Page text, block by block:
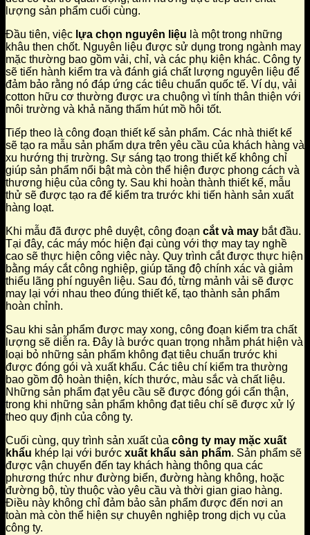
lượng sản phẩm cuối cùng.
Đầu tiên, việc lựa chọn nguyên liệu là một trong những
khâu then chốt. Nguyên liệu được sử dụng trong ngành may
mặc thường bao gồm vải, chỉ, và các phụ kiện khác. Công ty
sẽ tiến hành kiểm tra và đánh giá chất lượng nguyên liệu để
đảm bảo rằng nó đáp ứng các tiêu chuẩn quốc tế. Ví dụ, vải
cotton hữu cơ thường được ưa chuộng vì tính thân thiện với
môi trường và khả năng thấm hút mồ hôi tốt.
Tiếp theo là công đoạn thiết kế sản phẩm. Các nhà thiết kế
sẽ tạo ra mẫu sản phẩm dựa trên yêu cầu của khách hàng và
xu hướng thị trường. Sự sáng tạo trong thiết kế không chỉ
giúp sản phẩm nổi bật mà còn thể hiện được phong cách và
thương hiệu của công ty. Sau khi hoàn thành thiết kế, mẫu
thử sẽ được tạo ra để kiểm tra trước khi tiến hành sản xuất
hàng loạt.
Khi mẫu đã được phê duyệt, công đoạn cắt và may bắt đầu.
Tại đây, các máy móc hiện đại cùng với thợ may tay nghề
cao sẽ thực hiện công việc này. Quy trình cắt được thực hiện
bằng máy cắt công nghiệp, giúp tăng độ chính xác và giảm
thiểu lãng phí nguyên liệu. Sau đó, từng mảnh vải sẽ được
may lại với nhau theo đúng thiết kế, tạo thành sản phẩm
hoàn chỉnh.
Sau khi sản phẩm được may xong, công đoạn kiểm tra chất
lượng sẽ diễn ra. Đây là bước quan trọng nhằm phát hiện và
loại bỏ những sản phẩm không đạt tiêu chuẩn trước khi
được đóng gói và xuất khẩu. Các tiêu chí kiểm tra thường
bao gồm độ hoàn thiện, kích thước, màu sắc và chất liệu.
Những sản phẩm đạt yêu cầu sẽ được đóng gói cẩn thận,
trong khi những sản phẩm không đạt tiêu chí sẽ được xử lý
theo quy định của công ty.
Cuối cùng, quy trình sản xuất của công ty may mặc xuất
khẩu khép lại với bước xuất khẩu sản phẩm. Sản phẩm sẽ
được vận chuyển đến tay khách hàng thông qua các
phương thức như đường biển, đường hàng không, hoặc
đường bộ, tùy thuộc vào yêu cầu và thời gian giao hàng.
Điều này không chỉ đảm bảo sản phẩm được đến nơi an
toàn mà còn thể hiện sự chuyên nghiệp trong dịch vụ của
công ty.